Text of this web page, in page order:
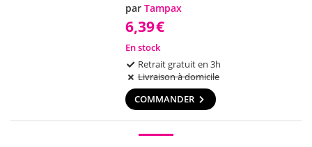
parTampax
6,39€
En stock
Retrait gratuit en 3h
Livraison à domicile
COMMANDER